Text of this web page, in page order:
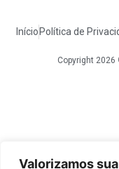
Valorizamos
Início Política de
Copyright